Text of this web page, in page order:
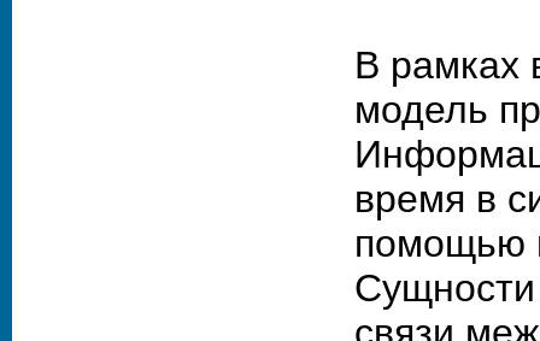
В рамках
модель
время в
помощью